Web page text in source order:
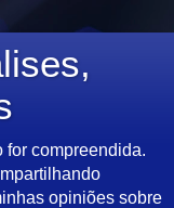
for compreendida.
opiniões sobre